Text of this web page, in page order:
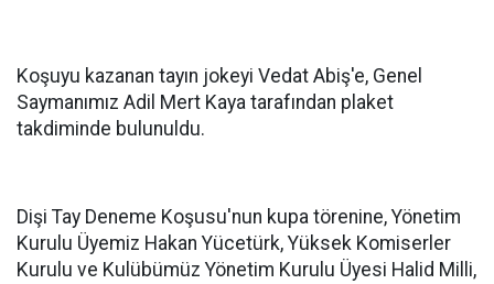
Koşuyu kazanan tayın jokeyi Vedat Abiş'e, Genel
Saymanımız Adil Mert Kaya tarafından plaket
takdiminde bulunuldu.
Dişi Tay Deneme Koşusu'nun kupa törenine, Yönetim
Kurulu Üyemiz Hakan Yücetürk, Yüksek Komiserler
Kurulu ve Kulübümüz Yönetim Kurulu Üyesi Halid Milli,